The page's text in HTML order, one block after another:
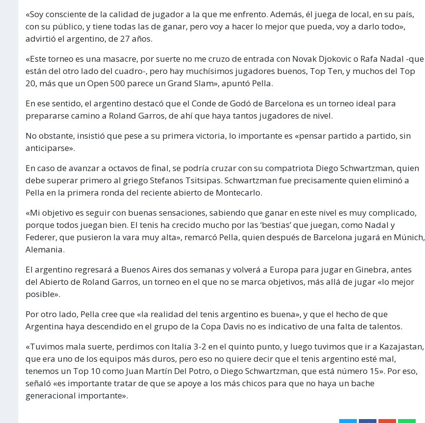
«Soy consciente de la calidad de jugador a la que me enfrento. Además, él juega de local, en su país,
con su público, y tiene todas las de ganar, pero voy a hacer lo mejor que pueda, voy a darlo todo»,
advirtió el argentino, de 27 años.
«Este torneo es una masacre, por suerte no me cruzo de entrada con Novak Djokovic o Rafa Nadal -que
están del otro lado del cuadro-, pero hay muchísimos jugadores buenos, Top Ten, y muchos del Top
20, más que un Open 500 parece un Grand Slam», apuntó Pella.
En ese sentido, el argentino destacó que el Conde de Godó de Barcelona es un torneo ideal para
prepararse camino a Roland Garros, de ahí que haya tantos jugadores de nivel.
No obstante, insistió que pese a su primera victoria, lo importante es «pensar partido a partido, sin
anticiparse».
En caso de avanzar a octavos de final, se podría cruzar con su compatriota Diego Schwartzman, quien
debe superar primero al griego Stefanos Tsitsipas. Schwartzman fue precisamente quien eliminó a
Pella en la primera ronda del reciente abierto de Montecarlo.
«Mi objetivo es seguir con buenas sensaciones, sabiendo que ganar en este nivel es muy complicado,
porque todos juegan bien. El tenis ha crecido mucho por las ‘bestias’ que juegan, como Nadal y
Federer, que pusieron la vara muy alta», remarcó Pella, quien después de Barcelona jugará en Múnich,
Alemania.
El argentino regresará a Buenos Aires dos semanas y volverá a Europa para jugar en Ginebra, antes
del Abierto de Roland Garros, un torneo en el que no se marca objetivos, más allá de jugar «lo mejor
posible».
Por otro lado, Pella cree que «la realidad del tenis argentino es buena», y que el hecho de que
Argentina haya descendido en el grupo de la Copa Davis no es indicativo de una falta de talentos.
«Tuvimos mala suerte, perdimos con Italia 3-2 en el quinto punto, y luego tuvimos que ir a Kazajastan,
que era uno de los equipos más duros, pero eso no quiere decir que el tenis argentino esté mal,
tenemos un Top 10 como Juan Martín Del Potro, o Diego Schwartzman, que está número 15». Por eso,
señaló «es importante tratar de que se apoye a los más chicos para que no haya un bache
generacional importante».